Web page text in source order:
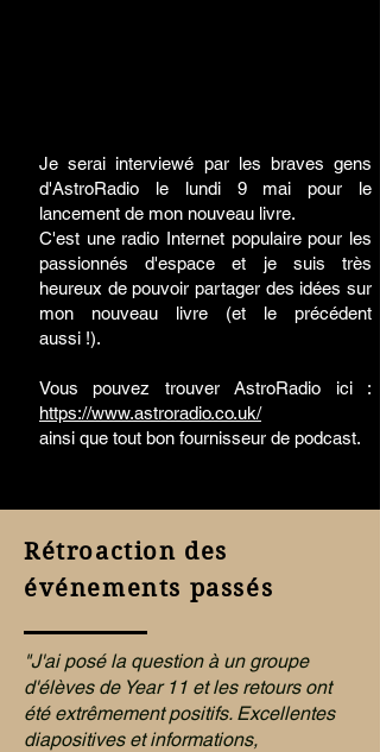
Je serai interviewé par les braves gens
d'AstroRadio le lundi 9 mai pour le
lancement de mon nouveau livre.
C'est une radio Internet populaire pour les
passionnés d'espace et je suis très
heureux de pouvoir partager des idées sur
mon nouveau livre (et le précédent
aussi !).
Vous pouvez trouver AstroRadio ici :
https://www.astroradio.co.uk/
ainsi que tout bon fournisseur de podcast.
Rétroaction des
événements passés
"J'ai posé la question à un groupe
d'élèves de Year 11 et les retours ont
été extrêmement positifs. Excellentes
diapositives et informations,